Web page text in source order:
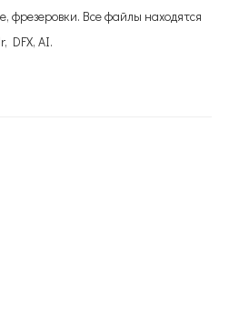
фрезеровки. Все файлы находятся
DFX, AI.